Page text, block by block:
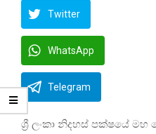
Twitter
WhatsApp
Telegram
ශ්‍රී ලංකා නිදහස් පක්ෂයේ මහ